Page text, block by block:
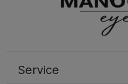
Service